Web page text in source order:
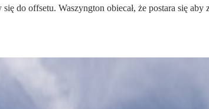
do offsetu. Waszyngton obiecał, że postara się